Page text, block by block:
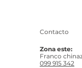
Contacto
Zona este:
Franco
099 915 342